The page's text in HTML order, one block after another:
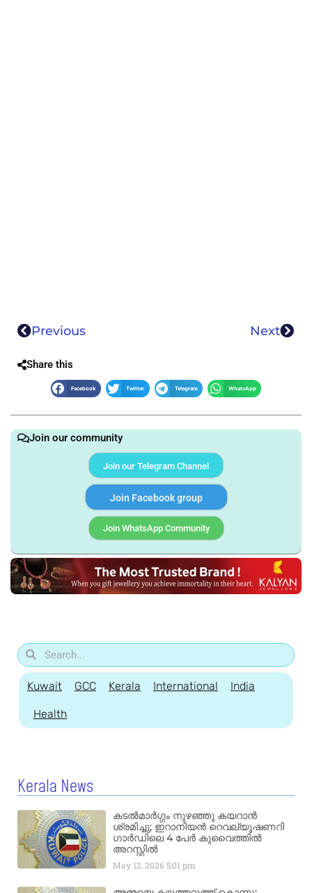
Previous Next
Share this
Facebook Twitter Telegram WhatsApp
Join our community
Join our Telegram Channel
Join Facebook group
Join WhatsApp Community
Kuwait GCC Kerala International India
Health
Kerala News
കടൽമാർഗ്ഗം നുഴഞ്ഞു കയറാൻ
ശ്രമിച്ചു; ഇറാനിയൻ റെവല്യൂഷണറി
ഗാർഡിലെ 4 പേർ കുവൈത്തിൽ
അറസ്റ്റിൽ
May 12, 20265:01 pm